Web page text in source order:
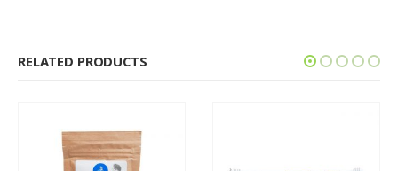
RELATED PRODUCTS